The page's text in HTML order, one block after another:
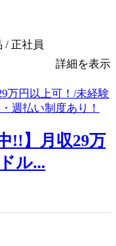
/ 正社員
詳細を表示
!!】月収29万
ル...